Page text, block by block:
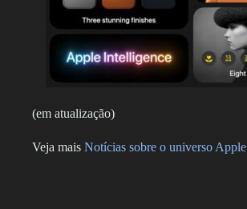
(em atualização)
Veja mais Notícias sobre o universo Apple